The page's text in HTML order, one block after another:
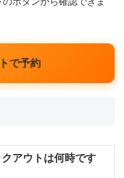
で予約
アウトは何時です